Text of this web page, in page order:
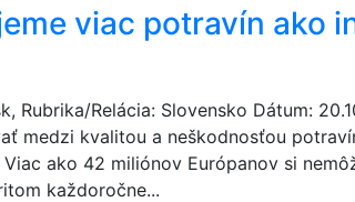
viac potravín ako
Rubrika/Relácia: Slovensko Dátum:
medzi kvalitou a neškodnosťou
ako 42 miliónov Európanov si
každoročne...